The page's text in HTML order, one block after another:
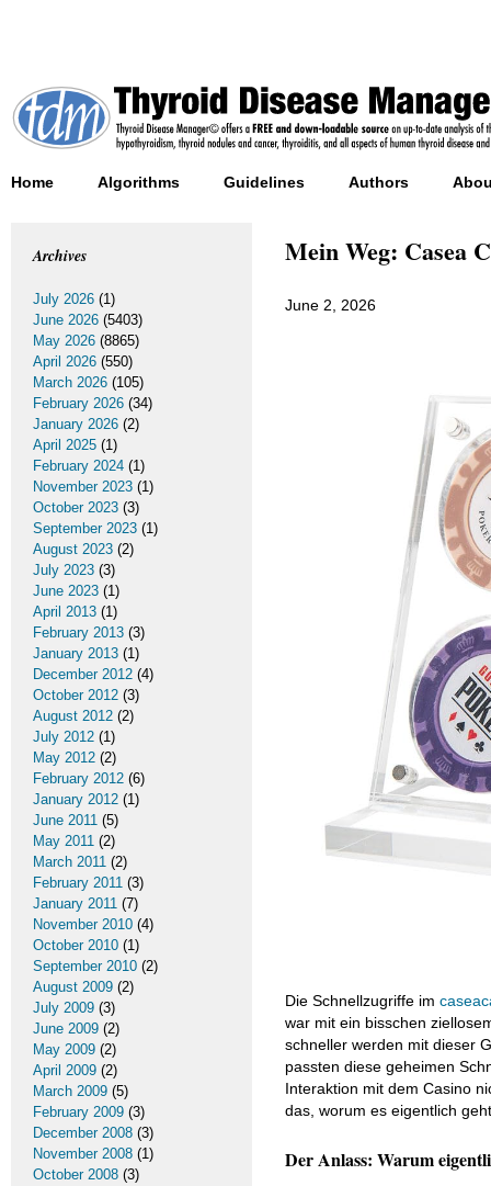
Home Algorithms Guidelines Authors
Mein Weg: Casea
June 2, 2026
Die Schnellzugriffe im
war mit ein bisschen
schneller werden mit dieser
passten diese geheimen
Interaktion mit dem Casino
das, worum es eigentlich
Der Anlass: Warum
Archives
July 2026 (1)
June 2026 (5403)
May 2026 (8865)
April 2026 (550)
March 2026 (105)
February 2026 (34)
January 2026 (2)
April 2025 (1)
February 2024 (1)
November 2023 (1)
October 2023 (3)
September 2023 (1)
August 2023 (2)
July 2023 (3)
June 2023 (1)
April 2013 (1)
February 2013 (3)
January 2013 (1)
December 2012 (4)
October 2012 (3)
August 2012 (2)
July 2012 (1)
May 2012 (2)
February 2012 (6)
January 2012 (1)
June 2011 (5)
May 2011 (2)
March 2011 (2)
February 2011 (3)
January 2011 (7)
November 2010 (4)
October 2010 (1)
September 2010 (2)
August 2009 (2)
July 2009 (3)
June 2009 (2)
May 2009 (2)
April 2009 (2)
March 2009 (5)
February 2009 (3)
December 2008 (3)
November 2008 (1)
October 2008 (3)